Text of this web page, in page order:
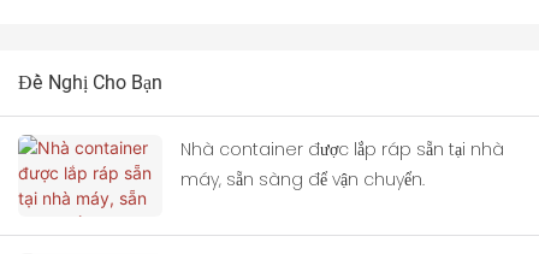
Đề Nghị Cho Bạn
Nhà container được lắp ráp sẵn tại nhà
máy, sẵn sàng để vận chuyển.